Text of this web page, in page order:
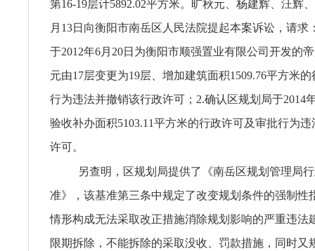
第16-19层计5892.02平方米。旷秋元、杨建辉、汪辉
月13日向衡阳市南岳区人民法院提起本案诉讼，请求
于2012年6月20日为衡阳市顺强置业有限公司开发的
元由17层变更为19层、增加建筑面积1509.76平方米
行为违法并撤销该行政许可；2.确认区规划局于2014
验收补办面积5103.11平方米的行政许可及审批行为
许可。
另查明，区规划局提供了《南岳区规划管理局
准》，该基准第三条中规定了改变规划条件的强制性
情形构成无法采取改正措施消除规划影响的严重违法
限期拆除，不能拆除的采取没收、罚款措施，同时又